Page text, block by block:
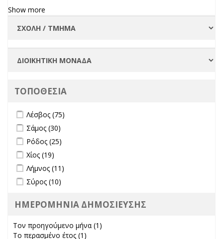
Show more
ΤΟΠΟΘΕΣΙΑ
Apply Λέσβος filter
Λέσβος (75)
Apply Σάμος filter
Σάμος (30)
Apply Ρόδος filter
Ρόδος (25)
Apply Χίος filter
Χίος (19)
Apply Λήμνος filter
Λήμνος (11)
Apply Σύρος filter
Σύρος (10)
ΗΜΕΡΟΜΗΝΙΑ ΔΗΜΟΣΙΕΥΣΗΣ
Τον προηγούμενο μήνα (1)
Το περασμένο έτος (1)